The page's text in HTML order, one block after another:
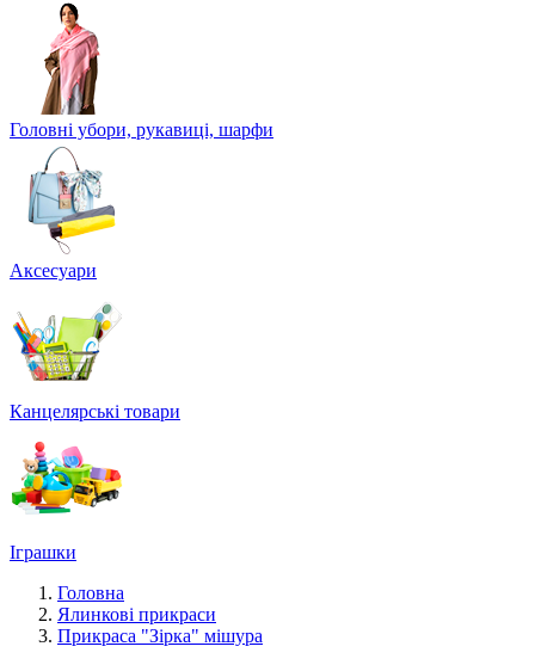
Головні убори, рукавиці, шарфи
Аксесуари
Канцелярські товари
Іграшки
Головна
Ялинкові прикраси
Прикраса "Зірка" мішура